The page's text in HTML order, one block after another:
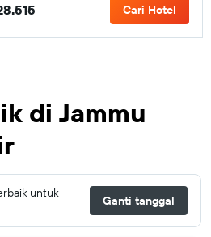
Cari Hotel
di Jammu
untuk
Ganti tanggal